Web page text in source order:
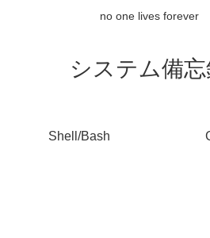
no one lives forever
システム備忘
Shell/Bash